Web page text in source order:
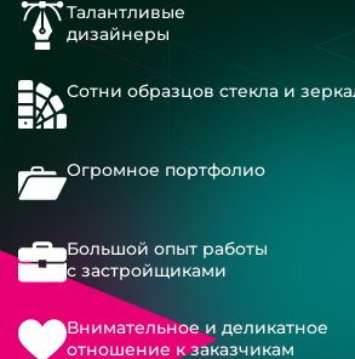
Талантливые
дизайнеры
Сотни образцов стекла и
Огромное портфолио
Большой опыт работы
с застройщиками
Внимательное и деликатное
отношение к заказчикам